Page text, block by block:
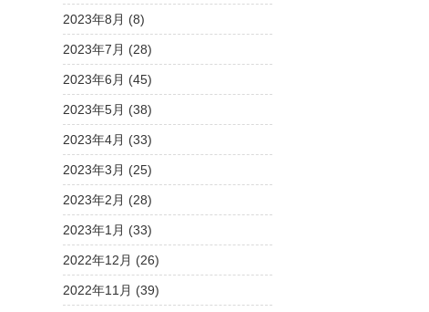
2023年8月 (8)
2023年7月 (28)
2023年6月 (45)
2023年5月 (38)
2023年4月 (33)
2023年3月 (25)
2023年2月 (28)
2023年1月 (33)
2022年12月 (26)
2022年11月 (39)